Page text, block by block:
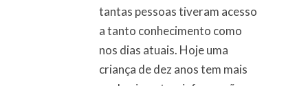
tantas pessoas tiveram acesso
a tanto conhecimento como
nos dias atuais. Hoje uma
criança de dez anos tem mais